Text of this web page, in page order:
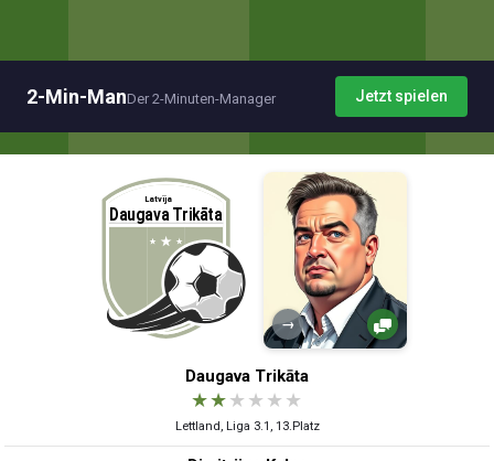
2-Min-ManDer 2-Minuten-Manager Jetzt spielen
→
Daugava Trikāta
★★★ ★ ★ ★
Lettland, Liga 3.1, 13.Platz